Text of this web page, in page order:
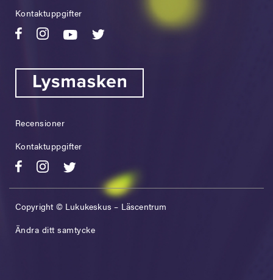
Kontaktuppgifter
Recensioner
Kontaktuppgifter
Copyright © Lukukeskus – Läscentrum
Ändra ditt samtycke